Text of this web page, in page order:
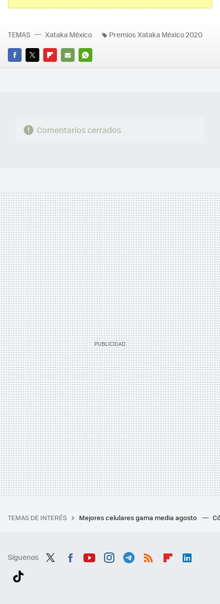
FACEBOOK
TWITTERFLIPBOARD
E-
WHATSAPP
TEMAS Xataka México Premios Xataka México 2020
Comentarios cerrados
TEMAS DE INTERÉS Mejores celulares gama media agosto
Síguenos